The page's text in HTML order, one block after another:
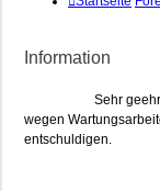
Aktive
Das Team
Information
Sehr
wegen
entschuldigen.